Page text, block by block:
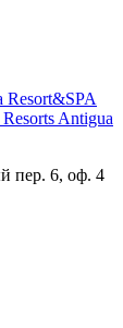
Resort&SPA
Antigua
пер. 6, оф. 4